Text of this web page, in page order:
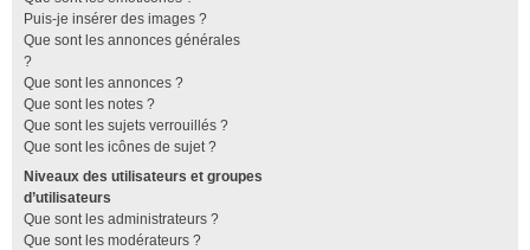
Puis-je insérer des images ?
Que sont les annonces générales
?
Que sont les annonces ?
Que sont les notes ?
Que sont les sujets verrouillés ?
Que sont les icônes de sujet ?
Niveaux des utilisateurs et groupes
d’utilisateurs
Que sont les administrateurs ?
Que sont les modérateurs ?